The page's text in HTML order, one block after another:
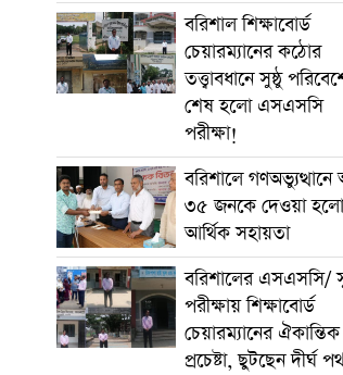
বরিশাল শিক্ষাবোর্ড
চেয়ারম্যানের কঠোর
তত্ত্বাবধানে সুষ্ঠু
শেষ হলো এসএসসি
পরীক্ষা!
বরিশালে
৩৫ জনকে দেওয়া হলো
আর্থিক সহায়তা
বরিশালের এসএসসি/
পরীক্ষায় শিক্ষাবোর্ড
চেয়ারম্যানের ঐকান্তিক
প্রচেষ্টা, ছুটছেন দীর্ঘ